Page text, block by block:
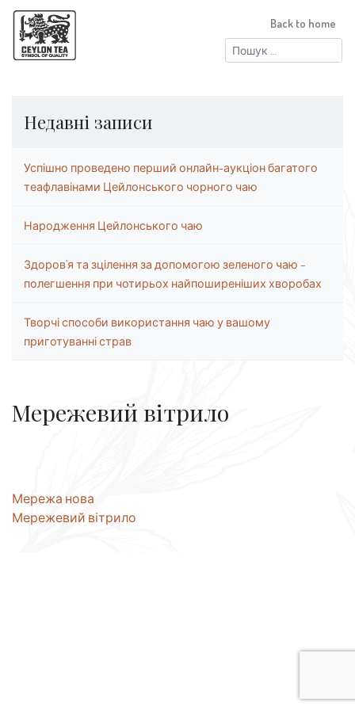
Пошук:
Back to home
Недавні записи
Успішно проведено перший онлайн-аукціон багатого
теафлавінами Цейлонського чорного чаю
Народження Цейлонського чаю
Здоров’я та зцілення за допомогою зеленого чаю –
полегшення при чотирьох найпоширеніших хворобах
Творчі способи використання чаю у вашому
приготуванні страв
Мережевий вітрило
Навігація
записів
Мережа нова
Мережевий вітрило